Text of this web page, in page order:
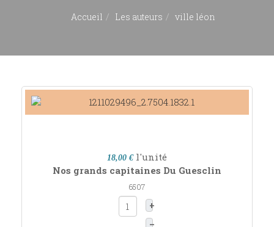
Accueil Les auteurs ville léon
18,00 € l'unité
Nos grands capitaines Du Guesclin
6507
+
–